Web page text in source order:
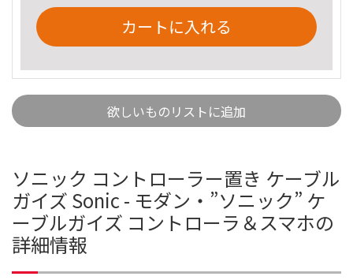
カートに入れる
欲しいものリストに追加
ソニック コントローラー置き ケーブル
ガイズ Sonic - モダン・”ソニック” ケ
ーブルガイズ コントローラ＆スマホの
詳細情報